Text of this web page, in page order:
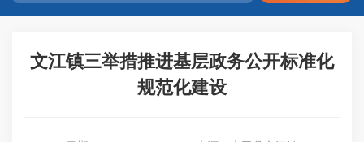
文江镇三举措推进基层政务公开标准化
规范化建设